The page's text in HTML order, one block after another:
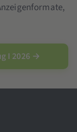
I 2026 →